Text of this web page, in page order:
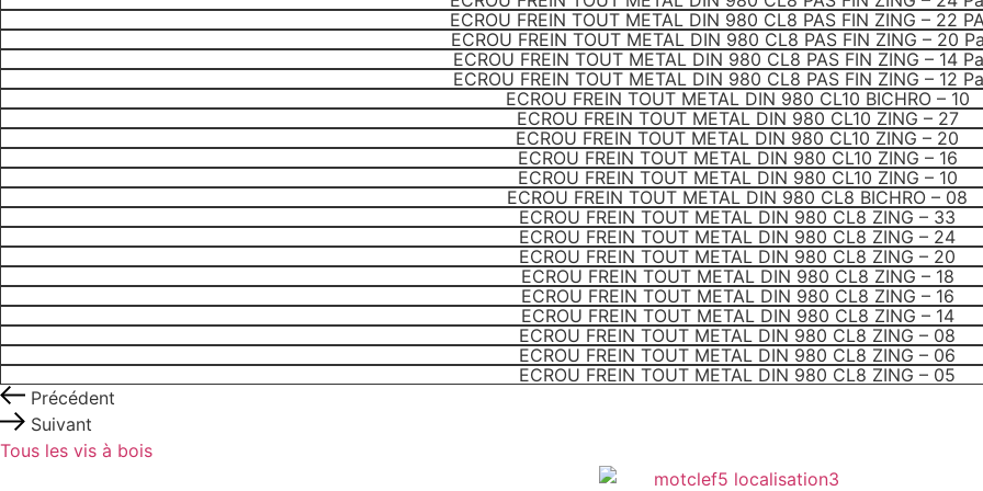
980
-
06
ECROU FREIN TOUT METAL DIN 980 CL8 PAS FIN ZING – 22
ECROU FREIN TOUT METAL DIN 980 CL8 PAS FIN ZING – 20
ECROU FREIN TOUT METAL DIN 980 CL8 PAS FIN ZING – 14
ECROU FREIN TOUT METAL DIN 980 CL8 PAS FIN ZING – 12
ECROU FREIN TOUT METAL DIN 980 CL10 BICHRO – 10
ECROU FREIN TOUT METAL DIN 980 CL10 ZING – 27
ECROU FREIN TOUT METAL DIN 980 CL10 ZING – 20
ECROU FREIN TOUT METAL DIN 980 CL10 ZING – 16
ECROU FREIN TOUT METAL DIN 980 CL10 ZING – 10
ECROU FREIN TOUT METAL DIN 980 CL8 BICHRO – 08
ECROU FREIN TOUT METAL DIN 980 CL8 ZING – 33
ECROU FREIN TOUT METAL DIN 980 CL8 ZING – 24
ECROU FREIN TOUT METAL DIN 980 CL8 ZING – 20
ECROU FREIN TOUT METAL DIN 980 CL8 ZING – 18
ECROU FREIN TOUT METAL DIN 980 CL8 ZING – 16
ECROU FREIN TOUT METAL DIN 980 CL8 ZING – 14
ECROU FREIN TOUT METAL DIN 980 CL8 ZING – 08
ECROU FREIN TOUT METAL DIN 980 CL8 ZING – 06
ECROU FREIN TOUT METAL DIN 980 CL8 ZING – 05
Précédent
Suivant
Tous les vis à bois